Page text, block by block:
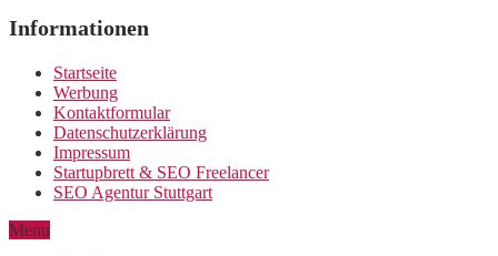
Informationen
Startseite
Werbung
Kontaktformular
Datenschutzerklärung
Impressum
Startupbrett & SEO Freelancer
SEO Agentur Stuttgart
Menu